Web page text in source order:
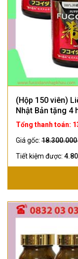
(Hộp 150 viên)
Nhật Bản tặng 4
Tổng thanh toán:
Giá gốc: 18.300.000
Tiết kiệm được: